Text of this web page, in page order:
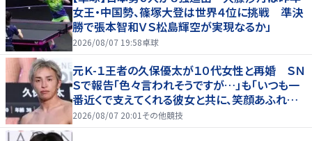
女王・中国勢、篠塚大登は世界４位に挑戦 準決
勝で張本智和ＶＳ松島輝空が実現なるか」
2026/08/07 19:58卓球
元Ｋ-１王者の久保優太が１０代女性と再婚 ＳＮ
Ｓで報告「色々言われそうですが…」も「いつも一
番近くで支えてくれる彼女と共に、笑顔あふれる
家庭を築いていきたい」
2026/08/07 20:01 その他競技